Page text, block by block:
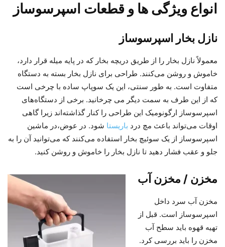
انواع ویژگی ها و قطعات اسپرسوساز
نازل بخار اسپرسوساز
معمولاً نازل بخار را از طریق دریچه بخار که در پایه میله قرار دارد،
خاموش و روشن می‌کنند. طراحی برای نازل بخار بسته به دستگاه
متفاوت است. به طور سنتی، این یک سوپاپ ساده با چرخی است
که از این طرف به سمت دیگر می چرخانید. برخی از دستگاه‌های
اسپرسوساز ارگونومیک این طراحی را کنار گذاشته‌اند زیرا گاهی
اوقات می‌تواند باعث مچ درد باریستا شود. در عوض،در ماشین
اسپرسوساز از یک سوئیچ بخار استفاده می‌کنند که می‌توانید آن را به
جلو و عقب فشار دهید تا نازل بخار را خاموش و روشن کنید.
مخزن / مخزن آب
مخزن آب سرد داخل
اسپرسوساز است. قبل از
تهیه قهوه باید سطح آب
مخزن را باید بررسی کرد.